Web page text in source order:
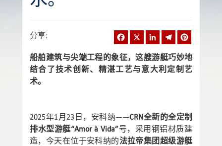
分享: Facebook LinkedInTelegram
船舶建筑与尖端工程的象征，这艘游艇巧妙地
结合了技术创新、精湛工艺与意大利定制艺
术。
2025年1月23日，安科纳——CRN全新的全定制
排水型游艇“Amor à Vida”号，采用钢铝材质建
造，今天在位于安科纳的法拉帝集团超级游艇